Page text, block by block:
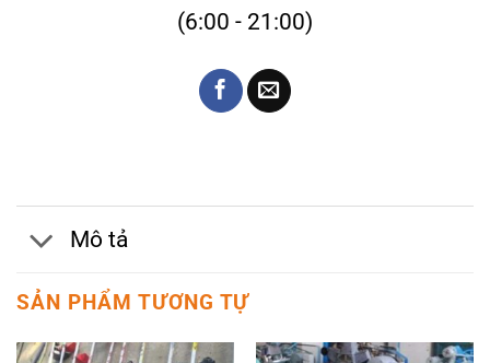
(6:00 - 21:00)
Mô tả
SẢN PHẨM TƯƠNG TỰ